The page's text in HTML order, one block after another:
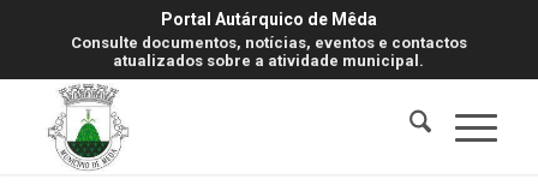
Portal Autárquico de Mêda
Consulte documentos, notícias, eventos e contactos
atualizados sobre a atividade municipal.